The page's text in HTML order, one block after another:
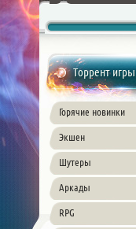
PC
Торрент игры
Горячие новинки
Экшен
Шутеры
Аркады
RPG